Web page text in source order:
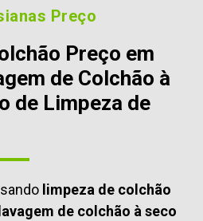
Preço
Preço em
de Colchão à
de Limpeza de
limpeza de colchão
lavagem de colchão à seco